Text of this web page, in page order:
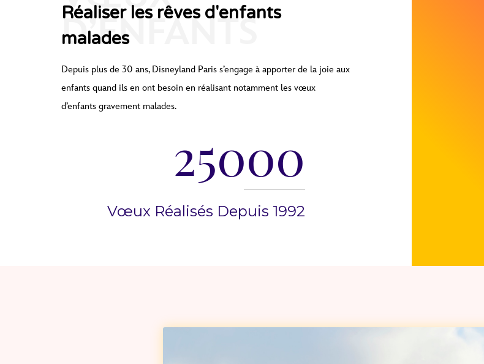
D’ENFANTS
Réaliser les rêves d'enfants
malades
Depuis plus de 30 ans, Disneyland Paris s’engage à apporter de la joie aux
enfants quand ils en ont besoin en réalisant notamment les vœux
d’enfants gravement malades.
25000
Vœux Réalisés Depuis 1992